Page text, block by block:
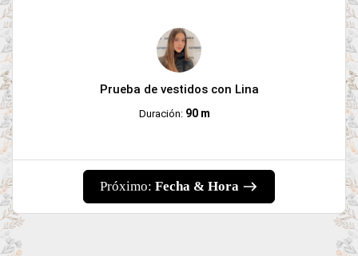
Prueba de vestidos con Lina
Duración: 90 m
Próximo: Fecha & Hora